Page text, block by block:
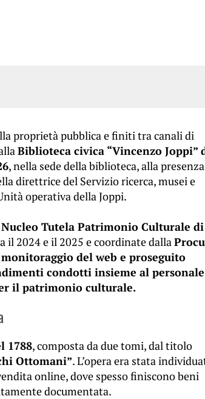
proprietà pubblica e finiti tra canali di
Biblioteca civica “Vincenzo Joppi”
, nella sede della biblioteca, alla presenza
direttrice del Servizio ricerca, musei e
operativa della Joppi.
Tutela Patrimonio Culturale di
2024 e il 2025 e coordinate dalla
monitoraggio del web e proseguito
condotti insieme al personale
il patrimonio culturale.
1788, composta da due tomi, dal titolo
Ottomani”. L’opera era stata
online, dove spesso finiscono beni
documentata.